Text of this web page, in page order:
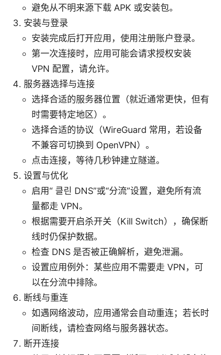
避免从不明来源下载 APK 或安装包。
安装与登录
安装完成后打开应用，使用注册账户登录。
第一次连接时，应用可能会请求授权安装
VPN 配置，请允许。
服务器选择与连接
选择合适的服务器位置（就近通常更快，但有
时需要特定地区）。
选择合适的协议（WireGuard 常用，若设备
不兼容可切换到 OpenVPN）。
点击连接，等待几秒钟建立隧道。
设置与优化
启用“ 클린 DNS”或“分流”设置，避免所有流
量都走 VPN。
根据需要开启杀开关（Kill Switch），确保断
线时仍保护数据。
检查 DNS 是否被正确解析，避免泄漏。
设置应用例外：某些应用不需要走 VPN，可
以在分流中排除。
断线与重连
如遇网络波动，应用通常会自动重连；若长时
间断线，请检查网络与服务器状态。
断开连接